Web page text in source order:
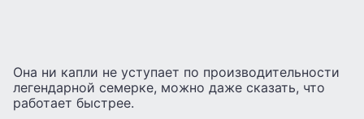
Она ни капли не уступает по производительности
легендарной семерке, можно даже сказать, что
работает быстрее.